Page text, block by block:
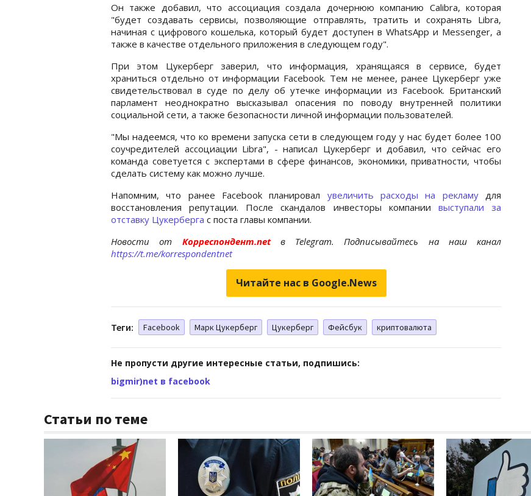
Он также добавил, что ассоциация создала дочернюю компанию Calibra, которая
"будет создавать сервисы, позволяющие отправлять, тратить и сохранять Libra,
начиная с цифрового кошелька, который будет доступен в WhatsApp и Messenger, а
также в качестве отдельного приложения в следующем году".
При этом Цукерберг заверил, что информация, хранящаяся в сервисе, будет
храниться отдельно от информации Facebook. Тем не менее, ранее Цукерберг уже
свидетельствовал в суде по делу об утечке информации из Facebook. Британский
парламент неоднократно высказывал опасения по поводу внутренней политики
социальной сети, а также безопасности личной информации пользователей.
"Мы надеемся, что ко времени запуска сети в следующем году у нас будет более 100
соучредителей ассоциации Libra", - написал Цукерберг и добавил, что сейчас его
команда советуется с экспертами в сфере финансов, экономики, приватности, чтобы
сделать систему как можно лучше.
Напомним, что ранее Facebook планировал увеличить расходы на рекламудля
восстановления репутации. После скандалов инвесторы компании выступали за
отставку Цукерберга с поста главы компании.
Новости от Корреспондент.net в Telegram. Подписывайтесь на наш канал
https://t.me/korrespondentnet
Читайте нас в Google.News
Теги: Facebook Марк Цукерберг Цукерберг Фейсбук криптовалюта
Не пропусти другие интересные статьи, подпишись:
bigmir)net в facebook
Статьи по теме